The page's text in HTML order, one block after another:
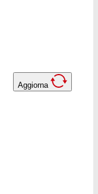
Aggiorna